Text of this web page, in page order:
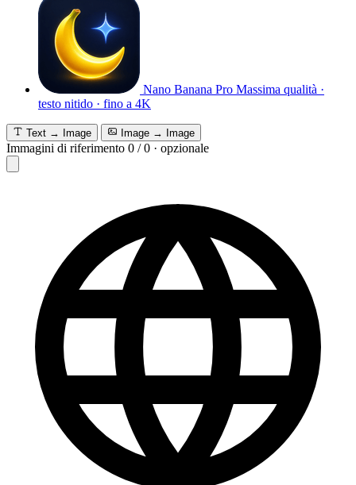
Nano Banana Pro Massima qualità ·
testo nitido · fino a 4K
Text → Image Image → Image
Immagini di riferimento 0 /0 · opzionale